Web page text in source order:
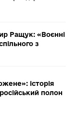
Ращук: «Воєнні
з
історія
полон